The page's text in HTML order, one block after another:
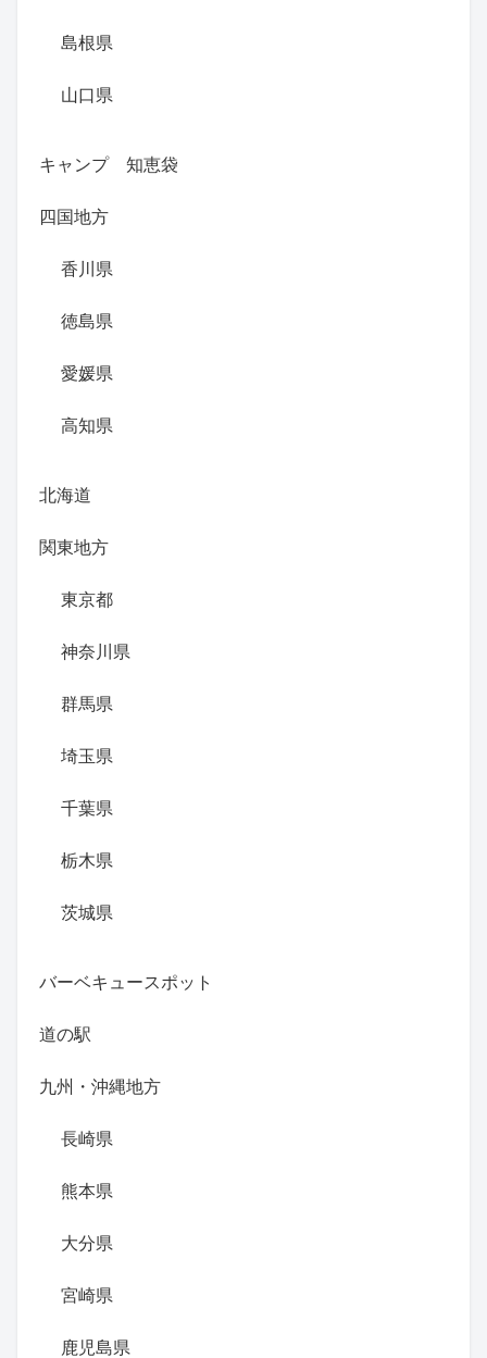
島根県
山口県
キャンプ 知恵袋
四国地方
香川県
徳島県
愛媛県
高知県
北海道
関東地方
東京都
神奈川県
群馬県
埼玉県
千葉県
栃木県
茨城県
バーベキュースポット
道の駅
九州・沖縄地方
長崎県
熊本県
大分県
宮崎県
鹿児島県